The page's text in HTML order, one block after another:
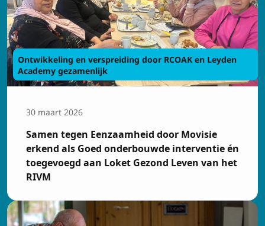
Ontwikkeling en verspreiding door RCOAK en Leyden
Academy gezamenlijk
30 maart 2026
Samen tegen Eenzaamheid door Movisie
erkend als Goed onderbouwde interventie én
toegevoegd aan Loket Gezond Leven van het
RIVM